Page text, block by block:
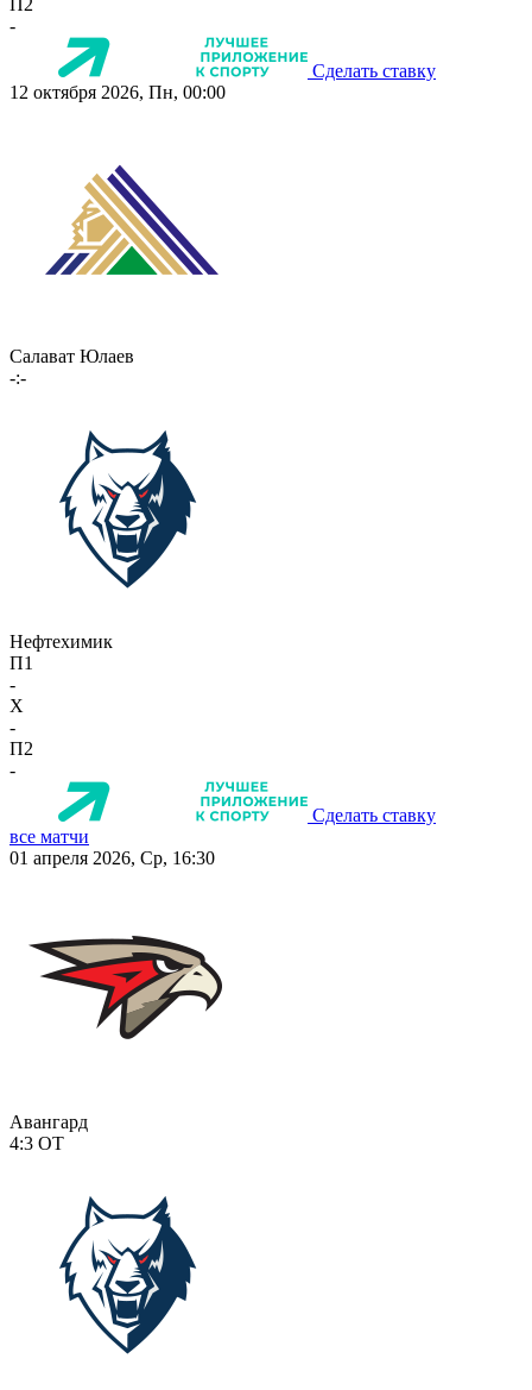
П2
-
Сделать ставку
12 октября 2026, Пн, 00:00
Салават Юлаев
-:-
Нефтехимик
П1
-
X
-
П2
-
Сделать ставку
все матчи
01 апреля 2026, Ср, 16:30
Авангард
4:3 ОТ